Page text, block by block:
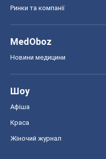
Ринки та компанії
MedOboz
Новини медицини
Шоу
Афіша
Краса
Жіночий журнал